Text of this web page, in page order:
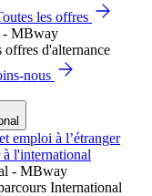
les offres
offres d'alternance
nous
emploi à l’étranger
l'international
International